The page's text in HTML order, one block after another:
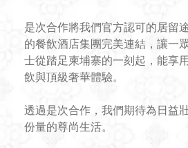
是次合作將我們官方認可的居留
的餐飲酒店集團完美連結，讓一
士從踏足柬埔寨的一刻起，能享
飲與頂級奢華體驗。
透過是次合作，我們期待為日益
份量的尊尚生活。